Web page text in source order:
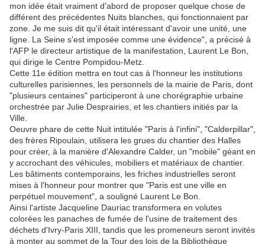
mon idée était vraiment d'abord de proposer quelque chose de
différent des précédentes Nuits blanches, qui fonctionnaient par
zone. Je me suis dit qu'il était intéressant d'avoir une unité, une
ligne. La Seine s'est imposée comme une évidence", a précisé à
l'AFP le directeur artistique de la manifestation, Laurent Le Bon,
qui dirige le Centre Pompidou-Metz.
Cette 11e édition mettra en tout cas à l'honneur les institutions
culturelles parisiennes, les personnels de la mairie de Paris, dont
"plusieurs centaines" participeront à une chorégraphie urbaine
orchestrée par Julie Desprairies, et les chantiers initiés par la
Ville.
Oeuvre phare de cette Nuit intitulée "Paris à l'infini", "Calderpillar",
des frères Ripoulain, utilisera les grues du chantier des Halles
pour créer, à la manière d'Alexandre Calder, un "mobile" géant en
y accrochant des véhicules, mobiliers et matériaux de chantier.
Les bâtiments contemporains, les friches industrielles seront
mises à l'honneur pour montrer que "Paris est une ville en
perpétuel mouvement", a souligné Laurent Le Bon.
Ainsi l'artiste Jacqueline Dauriac transformera en volutes
colorées les panaches de fumée de l'usine de traitement des
déchets d'Ivry-Paris XIII, tandis que les promeneurs seront invités
à monter au sommet de la Tour des lois de la Bibliothèque